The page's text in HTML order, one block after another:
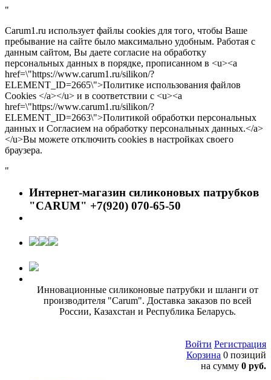
"
Carum1.ru использует файлы cookies для того, чтобы Ваше
пребывание на сайте было максимально удобным. Работая с
данным сайтом, Вы даете согласие на обработку
персональных данных в порядке, прописанном в <u><a
href=\"https://www.carum1.ru/silikon/?
ELEMENT_ID=2665\">Политике использования файлов
Cookies </a></u> и в соответствии с <u><a
href=\"https://www.carum1.ru/silikon/?
ELEMENT_ID=2663\">Политикой обработки персональных
данных и Согласием на обработку персональных данных.</a>
</u>Вы можете отключить cookies в настройках своего
браузера.
"
Интернет-магазин силиконовых патрубков
"CARUM" +7(920) 070-65-50
Инновационные силиконовые патрубки и шланги от
производителя "Carum". Доставка заказов по всей
России, Казахстан и Республика Беларусь.
Войти Регистрация
Корзина 0 позиций
на сумму 0 руб.